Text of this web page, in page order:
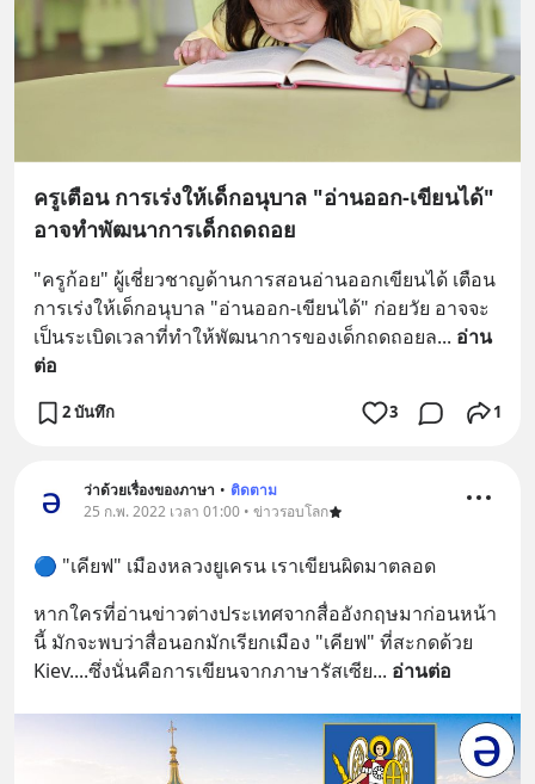
ครูเตือน การเร่งให้เด็กอนุบาล "อ่านออก-เขียนได้"
อาจทำพัฒนาการเด็กถดถอย
"ครูก้อย" ผู้เชี่ยวชาญด้านการสอนอ่านออกเขียนได้ เตือน
การเร่งให้เด็กอนุบาล "อ่านออก-เขียนได้" ก่อยวัย อาจจะ
เป็นระเบิดเวลาที่ทำให้พัฒนาการของเด็กถดถอยล... อ่าน
ต่อ
2 บันทึก 3 1
ว่าด้วยเรื่องของภาษา • ติดตาม
25 ก.พ. 2022 เวลา 01:00 • ข่าวรอบโลก
🔵 "เคียฟ" เมืองหลวงยูเครน เราเขียนผิดมาตลอด
หากใครที่อ่านข่าวต่างประเทศจากสื่ออังกฤษมาก่อนหน้า
นี้ มักจะพบว่าสื่อนอกมักเรียกเมือง "เคียฟ" ที่สะกดด้วย
Kiev....ซึ่งนั่นคือการเขียนจากภาษารัสเซีย... อ่านต่อ